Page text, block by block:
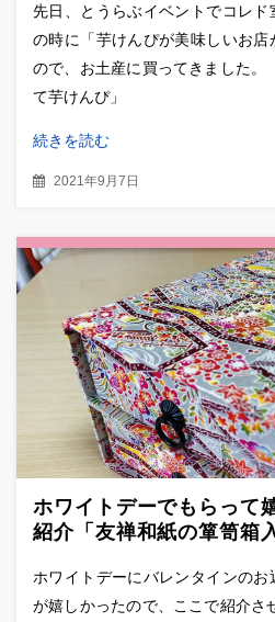
先日、とうらぶイベントでコレ
の時に「芋けんぴが美味しいお
ので、お土産に買ってきました。
て芋けんぴ」
続きを読む
2021年9月7日
ホワイトデーでもらって
紹介「友禅和紙の箪笥箱
ホワイトデーにバレンタインの
が嬉しかったので、ここで紹介さ